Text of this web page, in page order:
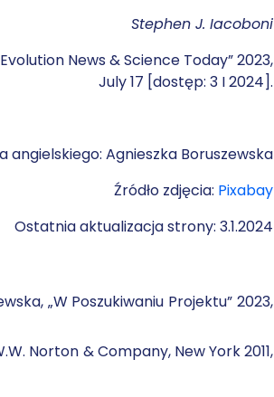
Stephen J. Iacoboni
News & Science Today” 2023,
July 17 [dostęp: 3 I 2024].
angielskiego: Agnieszka Boruszewska
Źródło zdjęcia: Pixabay
Ostatnia aktualizacja strony: 3.1.2024
„W Poszukiwaniu Projektu” 2023,
Norton & Company, New York 2011,